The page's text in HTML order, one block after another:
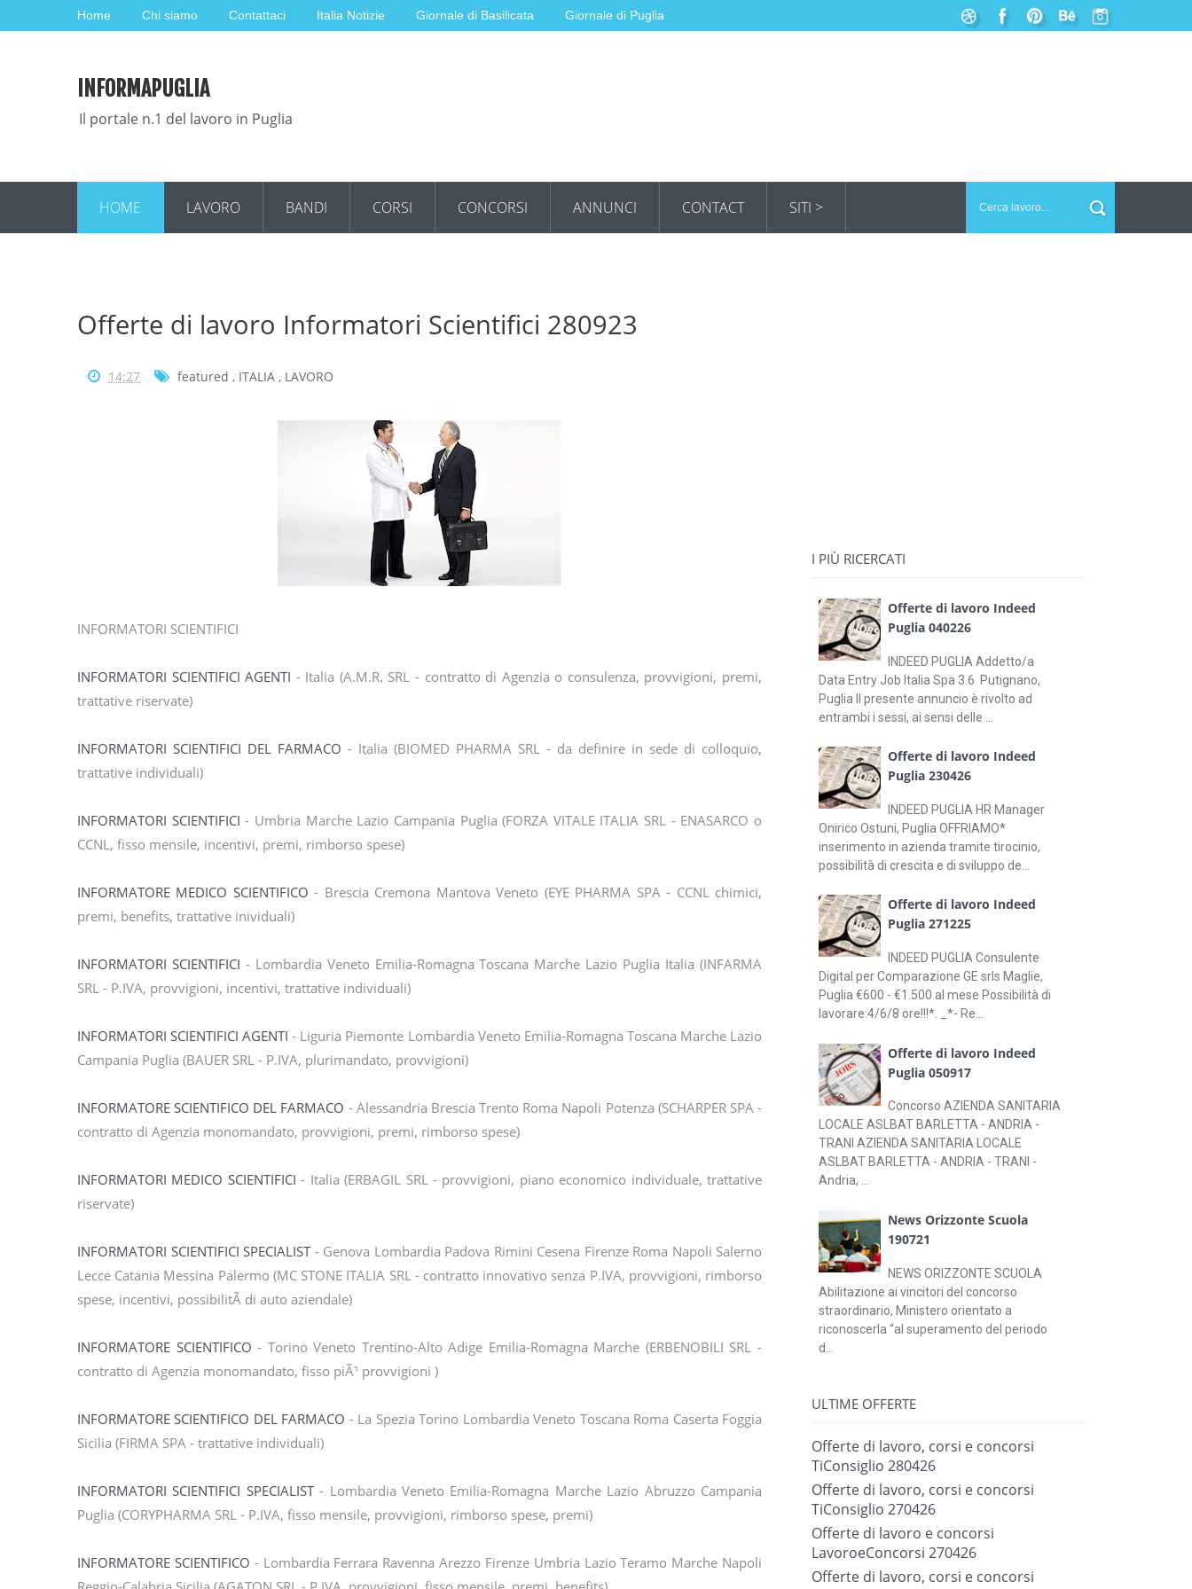
Home Chi siamo Contattaci Italia Notizie Giornale di Basilicata Giornale di Puglia
INFORMAPUGLIA
Il portale n.1 del lavoro in Puglia
HOME LAVORO BANDI CORSI CONCORSI ANNUNCI CONTACT SITI >
Offerte di lavoro Informatori Scientifici 280923
14:27 featured , ITALIA , LAVORO
INFORMATORI SCIENTIFICI
INFORMATORI SCIENTIFICI AGENTI - Italia (A.M.R. SRL - contratto di Agenzia o consulenza, provvigioni, premi,
trattative riservate)
INFORMATORI SCIENTIFICI DEL FARMACO - Italia (BIOMED PHARMA SRL - da definire in sede di colloquio,
trattative individuali)
INFORMATORI SCIENTIFICI - Umbria Marche Lazio Campania Puglia (FORZA VITALE ITALIA SRL - ENASARCO o
CCNL, fisso mensile, incentivi, premi, rimborso spese)
INFORMATORE MEDICO SCIENTIFICO - Brescia Cremona Mantova Veneto (EYE PHARMA SPA - CCNL chimici,
premi, benefits, trattative inividuali)
INFORMATORI SCIENTIFICI - Lombardia Veneto Emilia-Romagna Toscana Marche Lazio Puglia Italia (INFARMA
SRL - P.IVA, provvigioni, incentivi, trattative individuali)
INFORMATORI SCIENTIFICI AGENTI - Liguria Piemonte Lombardia Veneto Emilia-Romagna Toscana Marche Lazio
Campania Puglia (BAUER SRL - P.IVA, plurimandato, provvigioni)
INFORMATORE SCIENTIFICO DEL FARMACO - Alessandria Brescia Trento Roma Napoli Potenza (SCHARPER SPA -
contratto di Agenzia monomandato, provvigioni, premi, rimborso spese)
INFORMATORI MEDICO SCIENTIFICI - Italia (ERBAGIL SRL - provvigioni, piano economico individuale, trattative
riservate)
INFORMATORI SCIENTIFICI SPECIALIST- Genova Lombardia Padova Rimini Cesena Firenze Roma Napoli Salerno
Lecce Catania Messina Palermo (MC STONE ITALIA SRL - contratto innovativo senza P.IVA, provvigioni, rimborso
spese, incentivi, possibilitÃ di auto aziendale)
INFORMATORE SCIENTIFICO - Torino Veneto Trentino-Alto Adige Emilia-Romagna Marche (ERBENOBILI SRL -
contratto di Agenzia monomandato, fisso piÃ¹ provvigioni )
INFORMATORE SCIENTIFICO DEL FARMACO - La Spezia Torino Lombardia Veneto Toscana Roma Caserta Foggia
Sicilia (FIRMA SPA - trattative individuali)
INFORMATORI SCIENTIFICI SPECIALIST- Lombardia Veneto Emilia-Romagna Marche Lazio Abruzzo Campania
Puglia (CORYPHARMA SRL - P.IVA, fisso mensile, provvigioni, rimborso spese, premi)
INFORMATORE SCIENTIFICO - Lombardia Ferrara Ravenna Arezzo Firenze Umbria Lazio Teramo Marche Napoli
I PIÙ RICERCATI
Offerte di lavoro Indeed
Puglia 040226
INDEED PUGLIA Addetto/a
Data Entry Job Italia Spa 3.6 Putignano,
Puglia Il presente annuncio è rivolto ad
entrambi i sessi, ai sensi delle ...
Offerte di lavoro Indeed
Puglia 230426
INDEED PUGLIA HR Manager
Onirico Ostuni, Puglia OFFRIAMO*
inserimento in azienda tramite tirocinio,
possibilità di crescita e di sviluppo de...
Offerte di lavoro Indeed
Puglia 271225
INDEED PUGLIA Consulente
Digital per Comparazione GE srls Maglie,
Puglia €600 - €1.500 al mese Possibilità di
lavorare:4/6/8 ore!!!*. _*- Re...
Offerte di lavoro Indeed
Puglia 050917
Concorso AZIENDA SANITARIA
LOCALE ASLBAT BARLETTA - ANDRIA -
TRANI AZIENDA SANITARIA LOCALE
ASLBAT BARLETTA - ANDRIA - TRANI -
Andria, ...
News Orizzonte Scuola
190721
NEWS ORIZZONTE SCUOLA
Abilitazione ai vincitori del concorso
straordinario, Ministero orientato a
riconoscerla “al superamento del periodo
d...
ULTIME OFFERTE
Offerte di lavoro, corsi e concorsi
TiConsiglio 280426
Offerte di lavoro, corsi e concorsi
TiConsiglio 270426
Offerte di lavoro e concorsi
LavoroeConcorsi 270426
Offerte di lavoro, corsi e concorsi